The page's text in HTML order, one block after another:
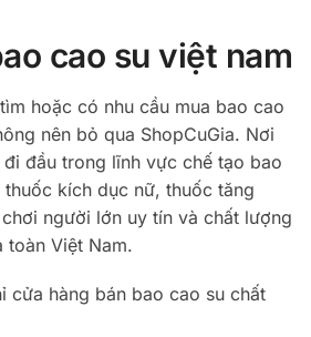
cao su việt nam
hoặc có nhu cầu mua bao cao
nên bỏ qua ShopCuGia. Nơi
đầu trong lĩnh vực chế tạo bao
kích dục nữ, thuốc tăng
người lớn uy tín và chất lượng
toàn Việt Nam.
cửa hàng bán bao cao su chất